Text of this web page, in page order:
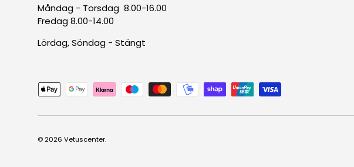
Måndag - Torsdag 8.00-16.00
Fredag 8.00-14.00
Lördag, Söndag - Stängt
Betalningsmetoder accepteras
© 2026 Vetuscenter.